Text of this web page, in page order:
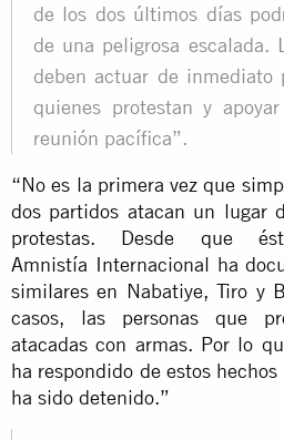
de los dos últimos días
de una peligrosa escalada.
deben actuar de inmediato
quienes protestan y
reunión pacífica”.
“No es la primera vez que
dos partidos atacan un lugar
protestas. Desde que
Amnistía Internacional ha
similares en Nabatiye, Tiro y
casos, las personas que
atacadas con armas. Por lo
ha respondido de estos
ha sido detenido.”